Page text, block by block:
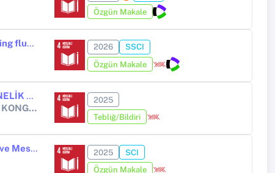
Özgün Makale
Long-term assessment of hybrid period first graders’ reading and writing fluency
2026
SSCI
Özgün Makale
ORTAOKUL 7. SINIF ÖĞRENCİLERİNİN KİTAP ÖZETİ ÇIKARMAYA YÖNELİK GÖRÜŞLERİ
17. ULUSLARARASI ÇİNDEN ADRİYATİKE BİLİMSEL ARAŞTIRMALAR KONGRESİ
2025
Tebliğ/Bildiri
Türkçe Öğretmenlerinin Mesleki Kaygılarının Mesleğe Yönelik Tutum ve Mesleki Adanmışlık ile İlişkisinin İncelenmesi
2025
SCI
Özgün Makale